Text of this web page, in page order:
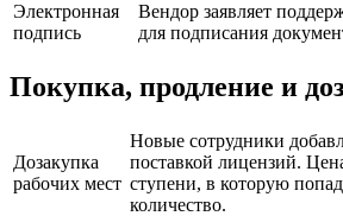
Электронная
подпись
Вендор заявляет
для подписания
Покупка, продление и
Дозакупка
рабочих мест
Новые сотрудники
поставкой лицензий.
ступени, в которую
количество.